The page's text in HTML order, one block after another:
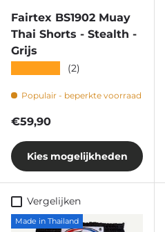
Fairtex BS1902 Muay
Thai Shorts - Stealth -
Grijs
(2)
Populair - beperkte voorraad
Reguliere prijs
€59,90
Kies mogelijkheden
Vergelijken
Made in Thailand